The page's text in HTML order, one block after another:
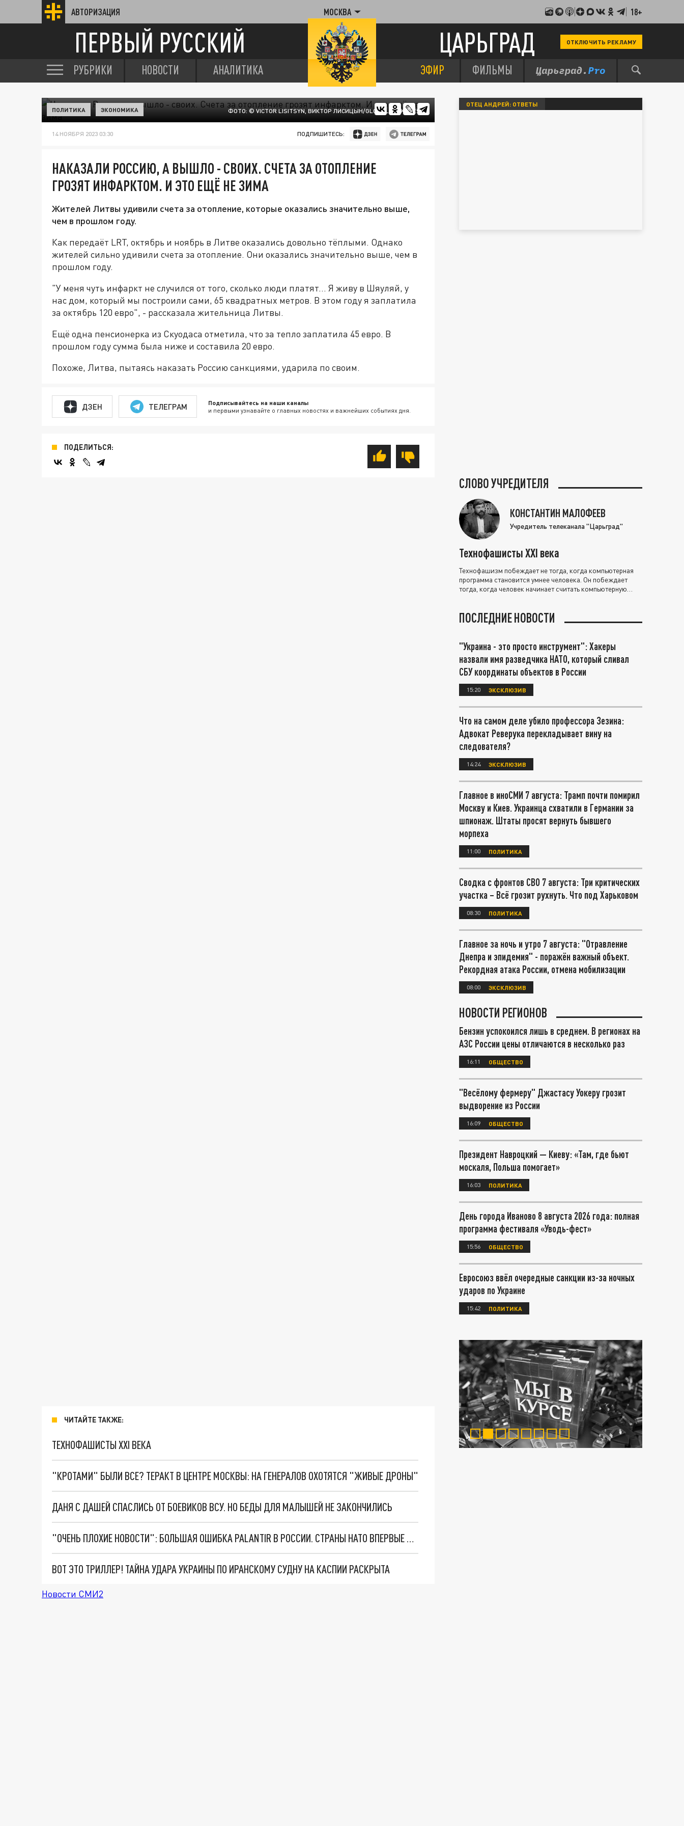
АВТОРИЗАЦИЯ МОСКВА 18+
ПЕРВЫЙ РУССКИЙ ЦАРЬГРАД ОТКЛЮЧИТЬ РЕКЛАМУ
РУБРИКИ НОВОСТИ АНАЛИТИКА ЭФИР ФИЛЬМЫ
ФОТО: © VICTOR LISITSYN, ВИКТОР ЛИСИЦЫН/GLOBALLOOKPRESS
ПОЛИТИКА ЭКОНОМИКА
14 НОЯБРЯ 2023 03:30 ПОДПИШИТЕСЬ:
НАКАЗАЛИ РОССИЮ, А ВЫШЛО - СВОИХ. СЧЕТА ЗА ОТОПЛЕНИЕ
ГРОЗЯТ ИНФАРКТОМ. И ЭТО ЕЩЁ НЕ ЗИМА
Жителей Литвы удивили счета за отопление, которые оказались значительно выше,
чем в прошлом году.
Как передаёт LRT, октябрь и ноябрь в Литве оказались довольно тёплыми. Однако
жителей сильно удивили счета за отопление. Они оказались значительно выше, чем в
прошлом году.
"У меня чуть инфаркт не случился от того, сколько люди платят... Я живу в Шяуляй, у
нас дом, который мы построили сами, 65 квадратных метров. В этом году я заплатила
за октябрь 120 евро", - рассказала жительница Литвы.
Ещё одна пенсионерка из Скуодаса отметила, что за тепло заплатила 45 евро. В
прошлом году сумма была ниже и составила 20 евро.
Похоже, Литва, пытаясь наказать Россию санкциями, ударила по своим.
ДЗЕН ТЕЛЕГРАМ Подписывайтесь на наши каналы
и первыми узнавайте о главных новостях и важнейших событиях дня.
ПОДЕЛИТЬСЯ:
ЧИТАЙТЕ ТАКЖЕ:
ТЕХНОФАШИСТЫ XXI ВЕКА
"КРОТАМИ" БЫЛИ ВСЕ? ТЕРАКТ В ЦЕНТРЕ МОСКВЫ: НА ГЕНЕРАЛОВ ОХОТЯТСЯ "ЖИВЫЕ ДРОНЫ"
ДАНЯ С ДАШЕЙ СПАСЛИСЬ ОТ БОЕВИКОВ ВСУ. НО БЕДЫ ДЛЯ МАЛЫШЕЙ НЕ ЗАКОНЧИЛИСЬ
"ОЧЕНЬ ПЛОХИЕ НОВОСТИ": БОЛЬШАЯ ОШИБКА PALANTIR В РОССИИ. СТРАНЫ НАТО ВПЕРВЫЕ ЗА СВО ОСТАНОВИЛИ ПОСТАВКИ ОРУЖИЯ. ВСУ ТЕРЯЮТ ПРИГРАНИЧЬЕ?
ВОТ ЭТО ТРИЛЛЕР! ТАЙНА УДАРА УКРАИНЫ ПО ИРАНСКОМУ СУДНУ НА КАСПИИ РАСКРЫТА
Новости СМИ2
ОТЕЦ АНДРЕЙ: ОТВЕТЫ
СЛОВО УЧРЕДИТЕЛЯ
КОНСТАНТИН МАЛОФЕЕВ
Учредитель телеканала "Царьград"
Технофашисты XXI века
Технофашизм побеждает не тогда, когда компьютерная
программа становится умнее человека. Он побеждает
тогда, когда человек начинает считать компьютерную
ПОСЛЕДНИЕ НОВОСТИ
"Украина - это просто инструмент": Хакеры
назвали имя разведчика НАТО, который сливал
СБУ координаты объектов в России
15:20 ЭКСКЛЮЗИВ
Что на самом деле убило профессора Зезина:
Адвокат Реверука перекладывает вину на
следователя?
14:24 ЭКСКЛЮЗИВ
Главное в иноСМИ 7 августа: Трамп почти помирил
Москву и Киев. Украинца схватили в Германии за
шпионаж. Штаты просят вернуть бывшего
морпеха
11:00 ПОЛИТИКА
Сводка с фронтов СВО 7 августа: Три критических
участка – Всё грозит рухнуть. Что под Харьковом
08:30 ПОЛИТИКА
Главное за ночь и утро 7 августа: "Отравление
Днепра и эпидемия" - поражён важный объект.
Рекордная атака России, отмена мобилизации
08:00 ЭКСКЛЮЗИВ
НОВОСТИ РЕГИОНОВ
Бензин успокоился лишь в среднем. В регионах на
АЗС России цены отличаются в несколько раз
16:11 ОБЩЕСТВО
"Весёлому фермеру" Джастасу Уокеру грозит
выдворение из России
16:09 ОБЩЕСТВО
Президент Навроцкий — Киеву: «Там, где бьют
москаля, Польша помогает»
16:03 ПОЛИТИКА
День города Иваново 8 августа 2026 года: полная
программа фестиваля «Уводь-фест»
15:56 ОБЩЕСТВО
Евросоюз ввёл очередные санкции из-за ночных
ударов по Украине
15:42 ПОЛИТИКА